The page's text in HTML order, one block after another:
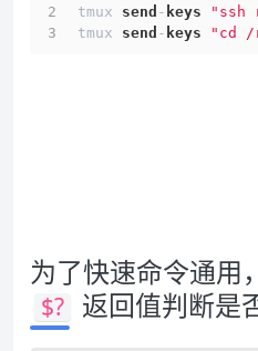
tmux send - keys "ssh
tmux send - keys "cd
为了快速命令通用
$? 返回值判断是